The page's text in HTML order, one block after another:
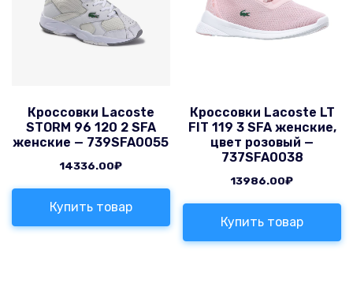
Кроссовки Lacoste
STORM 96 120 2 SFA
женские — 739SFA0055
14336.00₽
Купить товар
Кроссовки Lacoste LT
FIT 119 3 SFA женские,
цвет розовый —
737SFA0038
13986.00₽
Купить товар